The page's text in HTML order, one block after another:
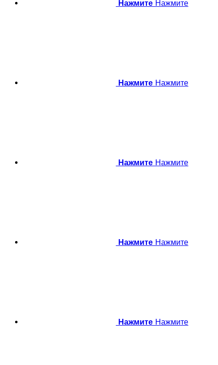
Нажмите Нажмите
Нажмите Нажмите
Нажмите Нажмите
Нажмите Нажмите
Нажмите Нажмите